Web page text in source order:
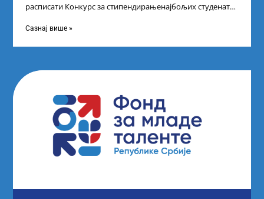
расписати Конкурс за стипендирањенајбољих студената
Сазнај више »